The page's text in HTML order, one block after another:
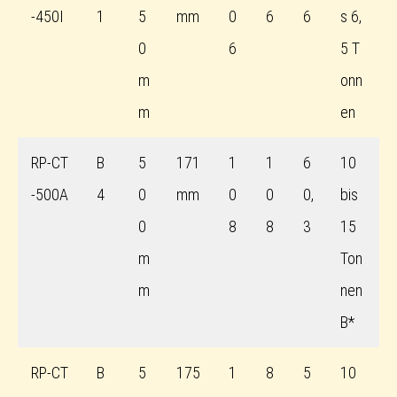
-450I
1
5
0
m
m
mm
0
6
6
6
s 6,
5 T
onn
en
RP-CT
-500A
B
4
5
0
0
m
m
171
mm
1
0
8
1
0
8
6
0,
3
10
bis
15
Ton
nen
B*
RP-CT
B
5
175
1
8
5
10